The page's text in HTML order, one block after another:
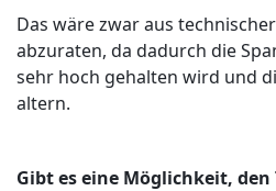
Das wäre zwar aus
abzuraten, da dadurch die
sehr hoch gehalten wird und
altern.
Gibt es eine Möglichkeit,